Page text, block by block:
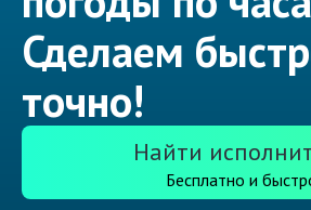
Сделаем
точно!
Найти
Бесплатно и